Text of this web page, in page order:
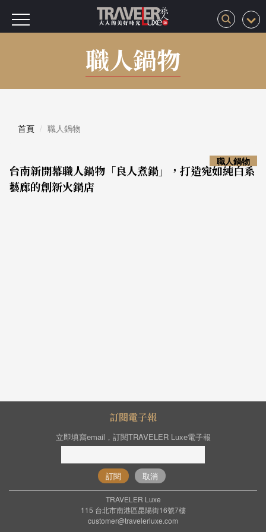
職人鍋物
首頁 職人鍋物
台南新開幕職人鍋物「良人煮鍋」，打造宛如純白系
藝廊的創新火鍋店
職人鍋物
訂閱電子報
立即填寫email，訂閱TRAVELER Luxe電子報
訂閱 取消
TRAVELER Luxe
115 台北市南港區昆陽街16號7樓
customer@travelerluxe.com